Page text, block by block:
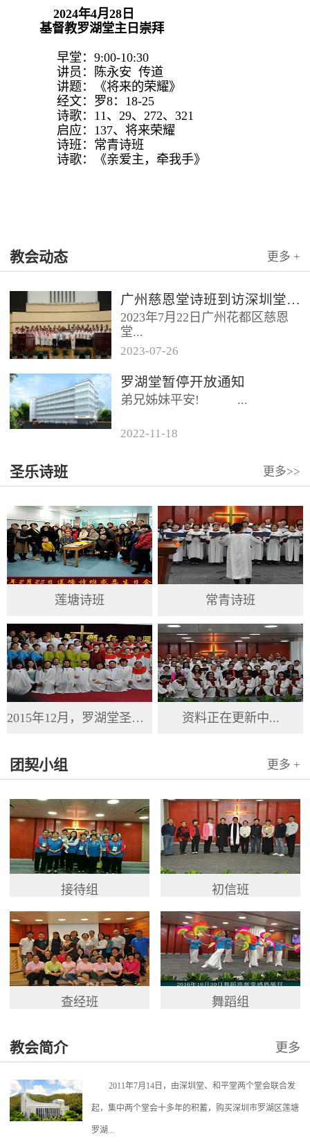
2024年4月28日
基督教罗湖堂主日崇拜
早堂：9:00-10:30
讲员：陈永安 传道
讲题：《将来的荣耀》
经文：罗8：18-25
诗歌：11、29、272、321
启应：137、将来荣耀
诗班：常青诗班
诗歌：《亲爱主，牵我手》
教会动态 更多 +
广州慈恩堂诗班到访深圳堂、和平堂
2023年7月22日广州花都区慈恩
堂...
联合诗班在叶海莲牧师的带领
下，先后到访基督教和平堂、深
圳堂。 上午和平堂教...
2023-07-26
罗湖堂暂停开放通知
弟兄姊妹平安! ...
2022-11-18
圣乐诗班 更多>>
莲塘诗班 常青诗班
2015年12月，罗湖堂圣诞节 资料正在更新中...
团契小组 更多 +
接待组 初信班
查经班 舞蹈组
教会简介 更多
2011年7月14日，由深圳堂、和平堂两个堂会联合发
起，集中两个堂会十多年的积蓄，购买深圳市罗湖区莲塘
罗湖...